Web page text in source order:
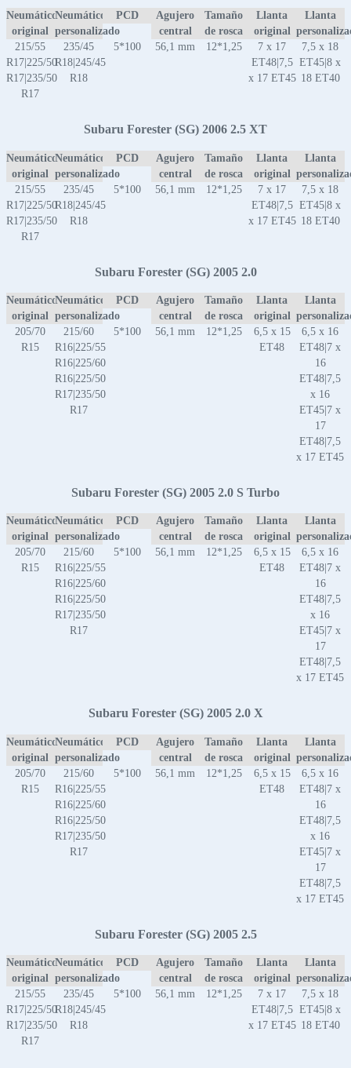
Neumático
original
Neumático
personalizado
PCD
Agujero
central
Tamaño
de rosca
Llanta
original
Llanta
215/55
R17|225/50
R17|235/50
R17
235/45
R18|245/45
R18
5*100 56,1 mm 12*1,25
7 x 17
ET48|7,5
x 17 ET45
7,5 x 18
ET45|8 x
18 ET40
Subaru Forester (SG) 2006 2.5 XT
Neumático
original
Neumático
personalizado
PCD
Agujero
central
Tamaño
de rosca
Llanta
original
Llanta
215/55
R17|225/50
R17|235/50
R17
235/45
R18|245/45
R18
5*100 56,1 mm 12*1,25
7 x 17
ET48|7,5
x 17 ET45
7,5 x 18
ET45|8 x
18 ET40
Subaru Forester (SG) 2005 2.0
Neumático
original
Neumático
personalizado
PCD
Agujero
central
Tamaño
de rosca
Llanta
original
Llanta
205/70
R15
215/60
R16|225/55
R16|225/60
R16|225/50
R17|235/50
R17
5*100 56,1 mm 12*1,25
6,5 x 15
ET48
6,5 x 16
ET48|7 x
16
ET48|7,5
x 16
ET45|7 x
17
ET48|7,5
x 17 ET45
Subaru Forester (SG) 2005 2.0 S Turbo
Neumático
original
Neumático
personalizado
PCD
Agujero
central
Tamaño
de rosca
Llanta
original
Llanta
205/70
R15
215/60
R16|225/55
R16|225/60
R16|225/50
R17|235/50
R17
5*100 56,1 mm 12*1,25
6,5 x 15
ET48
6,5 x 16
ET48|7 x
16
ET48|7,5
x 16
ET45|7 x
17
ET48|7,5
x 17 ET45
Subaru Forester (SG) 2005 2.0 X
Neumático
original
Neumático
personalizado
PCD
Agujero
central
Tamaño
de rosca
Llanta
original
Llanta
205/70
R15
215/60
R16|225/55
R16|225/60
R16|225/50
R17|235/50
R17
5*100 56,1 mm 12*1,25
6,5 x 15
ET48
6,5 x 16
ET48|7 x
16
ET48|7,5
x 16
ET45|7 x
17
ET48|7,5
x 17 ET45
Subaru Forester (SG) 2005 2.5
Neumático
original
Neumático
personalizado
PCD
Agujero
central
Tamaño
de rosca
Llanta
original
Llanta
215/55
R17|225/50
R17|235/50
R17
235/45
R18|245/45
R18
5*100 56,1 mm 12*1,25
7 x 17
ET48|7,5
x 17 ET45
7,5 x 18
ET45|8 x
18 ET40